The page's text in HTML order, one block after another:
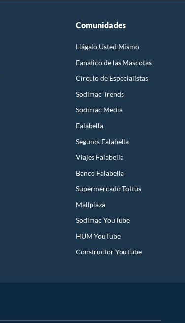
Comunidades
Hágalo Usted Mismo
Fanatico de las Mascotas
Círculo de Especialístas
Sodimac Trends
Sodimac Media
Falabella
Seguros Falabella
Viajes Falabella
Banco Falabella
Supermercado Tottus
Mallplaza
Sodimac YouTube
HUM YouTube
Constructor YouTube